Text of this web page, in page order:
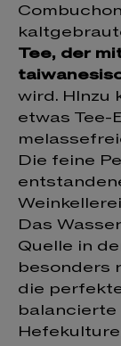
Tee, der
wird. HInzu
etwas Tee-
Die feine
Das
Quelle in
besonders
die
balancierte